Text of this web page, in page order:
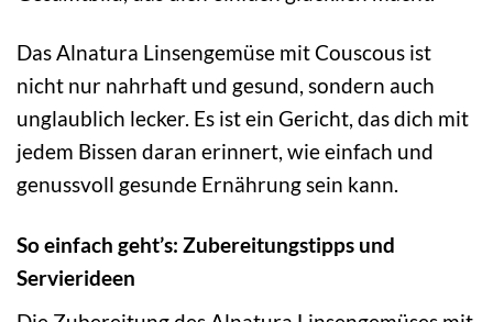
Das Alnatura Linsengemüse mit Couscous ist
nicht nur nahrhaft und gesund, sondern auch
unglaublich lecker. Es ist ein Gericht, das dich mit
jedem Bissen daran erinnert, wie einfach und
genussvoll gesunde Ernährung sein kann.
So einfach geht’s: Zubereitungstipps und
Servierideen